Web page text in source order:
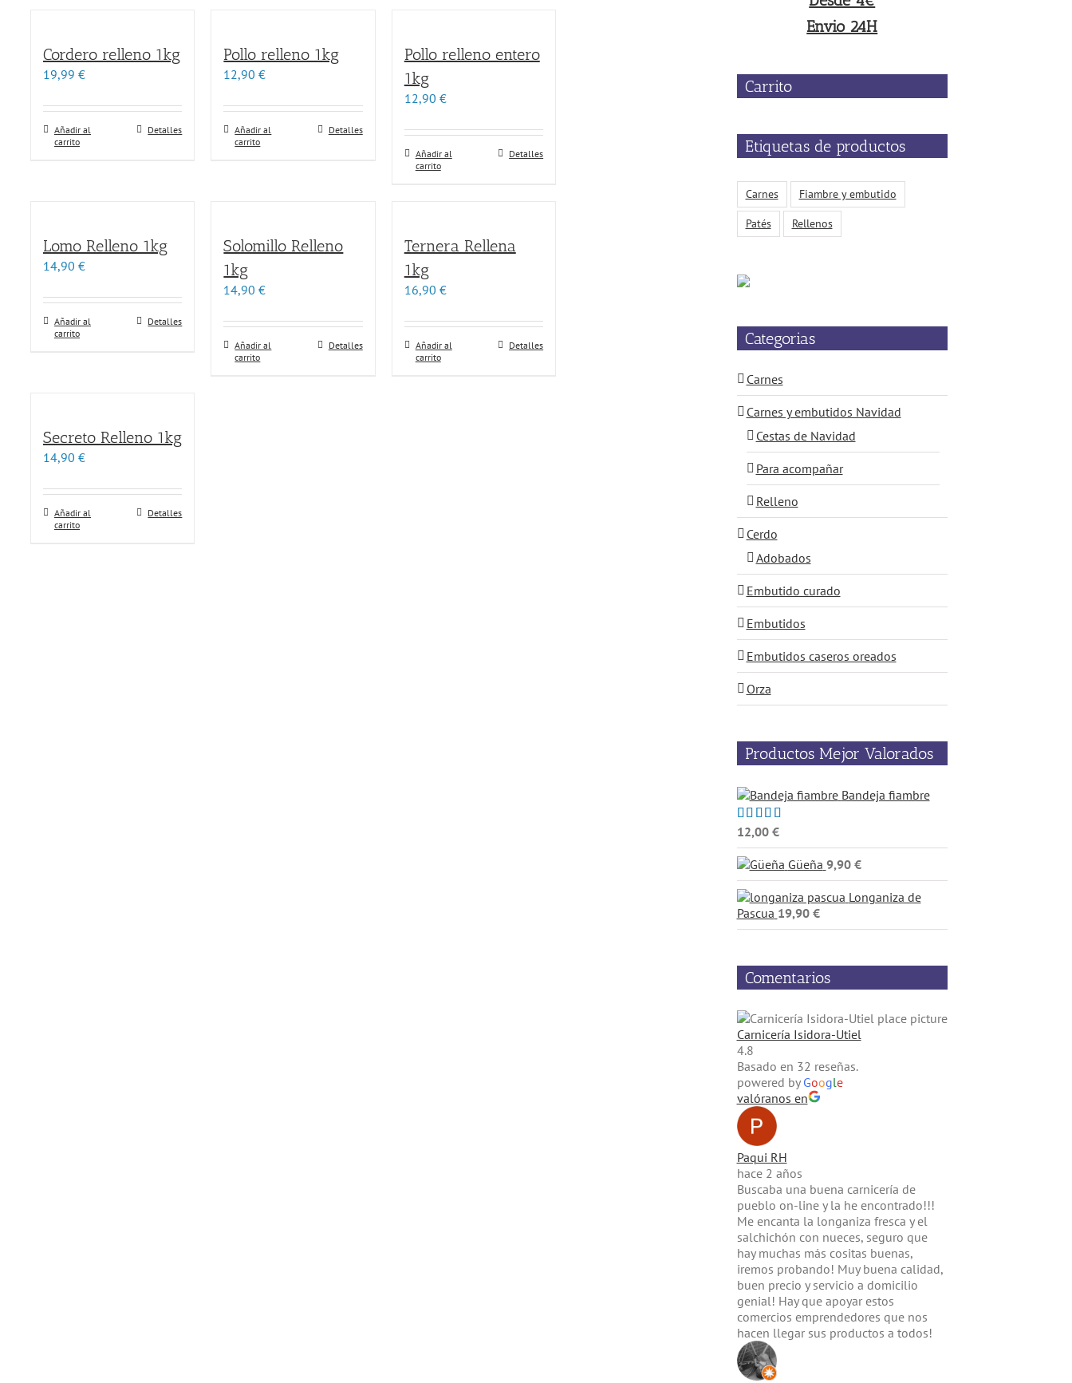
Cordero relleno 1kg
19,99 €
Añadir al
carrito
Detalles
Pollo relleno 1kg
12,90€
Añadir al
carrito
Detalles
Pollo relleno entero
1kg
12,90 €
Añadir al
carrito
Detalles
Lomo Relleno 1kg
14,90 €
Añadir al
carrito
Detalles
Solomillo Relleno
1kg
14,90€
Añadir al
carrito
Detalles
Ternera Rellena
1kg
16,90 €
Añadir al
carrito
Detalles
Secreto Relleno 1kg
14,90 €
Añadir al
carrito
Detalles
Envio 24H
Carrito
Etiquetas de productos
Carnes
Fiambre y embutido
Patés
Rellenos
Categorias
Carnes
Carnes y embutidos Navidad
Cestas de Navidad
Para acompañar
Relleno
Cerdo
Adobados
Embutido curado
Embutidos
Embutidos caseros oreados
Orza
Productos Mejor Valorados
Bandeja fiambre
Valorado
con5.00de
5
12,00 €
Güeña 9,90 €
Longaniza de
Pascua 19,90 €
Comentarios
Carnicería Isidora-Utiel
4.8
Basado en 32 reseñas.
powered by Google
valóranos en
Paqui RH
hace 2 años
Buscaba una buena carnicería de
pueblo on-line y la he encontrado!!!
Me encanta la longaniza fresca y el
salchichón con nueces, seguro que
hay muchas más cositas buenas,
iremos probando! Muy buena calidad,
buen precio y servicio a domicilio
genial! Hay que apoyar estos
comercios emprendedores que nos
hacen llegar sus productos a todos!